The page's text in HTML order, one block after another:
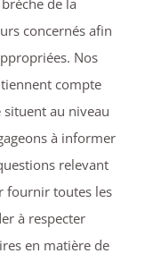
de la
concernés afin
Nos
compte
situent au niveau
à informer
relevant
fournir toutes les
à respecter
en matière de